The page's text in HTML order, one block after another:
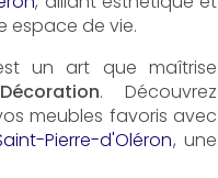
espace de vie.
un art que maîtrise
. Découvrez
meubles favoris avec
Pierre-d'Oléron, une